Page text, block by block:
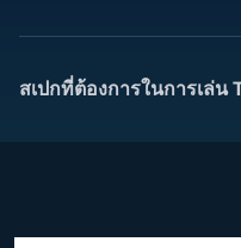
สเปกที่ต้องการในการเล่น